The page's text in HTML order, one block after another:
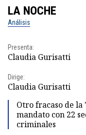
LA NOCHE
Análisis
Presenta:
Claudia Gurisatti
Dirige:
Claudia Gurisatti
Otro fracaso de la
mandato con 22
criminales